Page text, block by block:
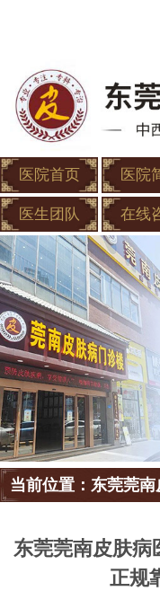
医院首页 医院
医生团队 在线
当前位置：东莞莞南
东莞莞南皮肤病
正规